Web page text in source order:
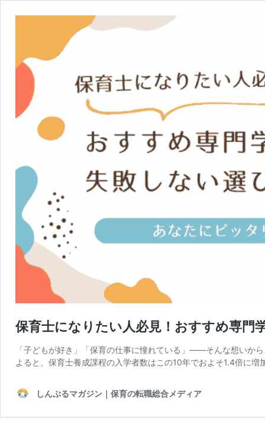
保育士になりたい人必見！おすすめ専門
「子どもが好き」「保育の仕事に憧れている」――そんな想いか
よると、保育士養成課程の入学者数はこの10年でおよそ1.4倍に
しんぷるマガジン｜保育の転職総合メディア